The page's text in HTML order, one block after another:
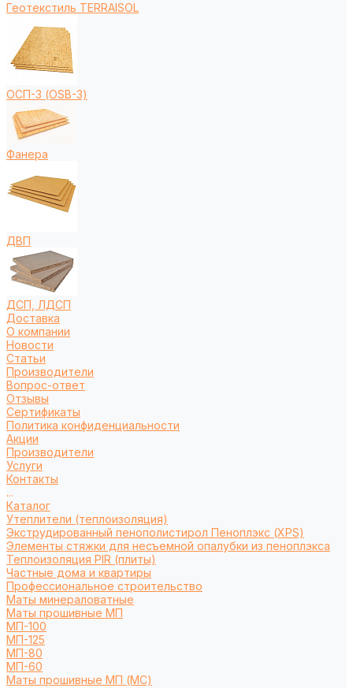
Геотекстиль TERRAISOL
ОСП-3 (OSB-3)
Фанера
ДВП
ДСП, ЛДСП
Доставка
О компании
Новости
Статьи
Производители
Вопрос-ответ
Отзывы
Сертификаты
Политика конфиденциальности
Акции
Производители
Услуги
Контакты
...
Каталог
Утеплители (теплоизоляция)
Экструдированный пенополистирол Пеноплэкс (XPS)
Элементы стяжки для несъемной опалубки из пеноплэкса
Теплоизоляция PIR (плиты)
Частные дома и квартиры
Профессиональное строительство
Маты минераловатные
Маты прошивные МП
МП-100
МП-125
МП-80
МП-60
Маты прошивные МП (МС)